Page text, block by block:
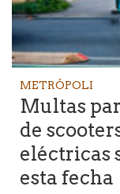
METRÓPOLI
Multas
de
eléctricas
esta fecha